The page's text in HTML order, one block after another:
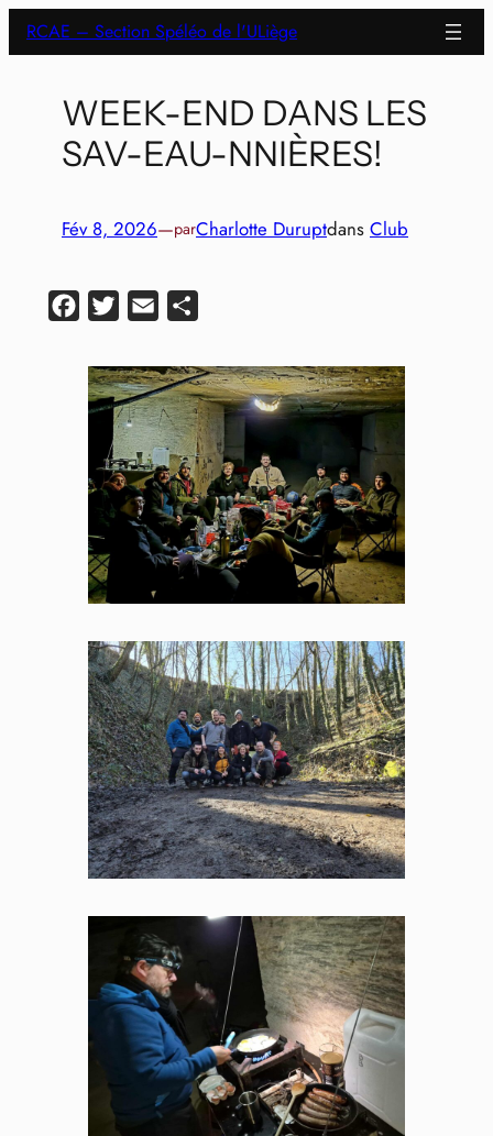
Aller
au
RCAE – Section Spéléo de l'ULiège
WEEK-END DANS LES
SAV-EAU-NNIÈRES!
Fév 8, 2026—parCharlotte Duruptdans Club
Facebook
Twitter Email